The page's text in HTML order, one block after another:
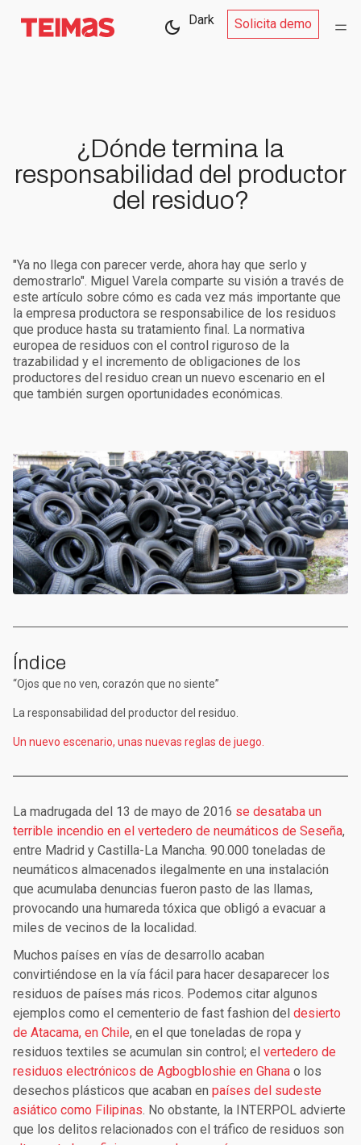
Solicita demo
Dark
¿Dónde termina la
responsabilidad del productor
del residuo?
"Ya no llega con parecer verde, ahora hay que serlo y
demostrarlo". Miguel Varela comparte su visión a través de
este artículo sobre cómo es cada vez más importante que
la empresa productora se responsabilice de los residuos
que produce hasta su tratamiento final. La normativa
europea de residuos con el control riguroso de la
trazabilidad y el incremento de obligaciones de los
productores del residuo crean un nuevo escenario en el
que también surgen oportunidades económicas.
Índice
“Ojos que no ven, corazón que no siente”
La responsabilidad del productor del residuo.
Un nuevo escenario, unas nuevas reglas de juego.
La madrugada del 13 de mayo de 2016 se desataba un
terrible incendio en el vertedero de neumáticos de Seseña,
entre Madrid y Castilla-La Mancha. 90.000 toneladas de
neumáticos almacenados ilegalmente en una instalación
que acumulaba denuncias fueron pasto de las llamas,
provocando una humareda tóxica que obligó a evacuar a
miles de vecinos de la localidad.
Muchos países en vías de desarrollo acaban
convirtiéndose en la vía fácil para hacer desaparecer los
residuos de países más ricos. Podemos citar algunos
ejemplos como el cementerio de fast fashion del desierto
de Atacama, en Chile, en el que toneladas de ropa y
residuos textiles se acumulan sin control; el vertedero de
residuos electrónicos de Agbogbloshie en Ghana o los
desechos plásticos que acaban en países del sudeste
asiático como Filipinas. No obstante, la INTERPOL advierte
que los delitos relacionados con el tráfico de residuos son